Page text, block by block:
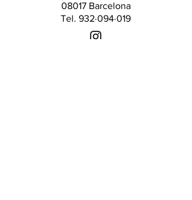
08017 Barcelona
Tel. 932·094·019